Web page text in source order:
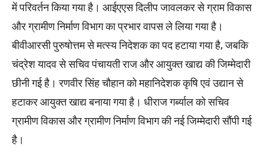
में परिवर्तन किया गया है। आईएएस दिलीप जावलकर से ग्राम विकास
और ग्रामीण निर्माण विभाग का प्रभार वापस ले लिया गया है।
बीवीआरसी पुरुषोत्तम से मत्स्य निदेशक का पद हटाया गया है, जबकि
चंद्रेश यादव से सचिव पंचायती राज और आयुक्त खाद्य की जिम्मेदारी
छीनी गई है। रणवीर सिंह चौहान को महानिदेशक कृषि एवं उद्यान से
हटाकर आयुक्त खाद्य बनाया गया है। धीराज गर्ब्याल को सचिव
ग्रामीण विकास और ग्रामीण निर्माण विभाग की नई जिम्मेदारी सौंपी गई
है।